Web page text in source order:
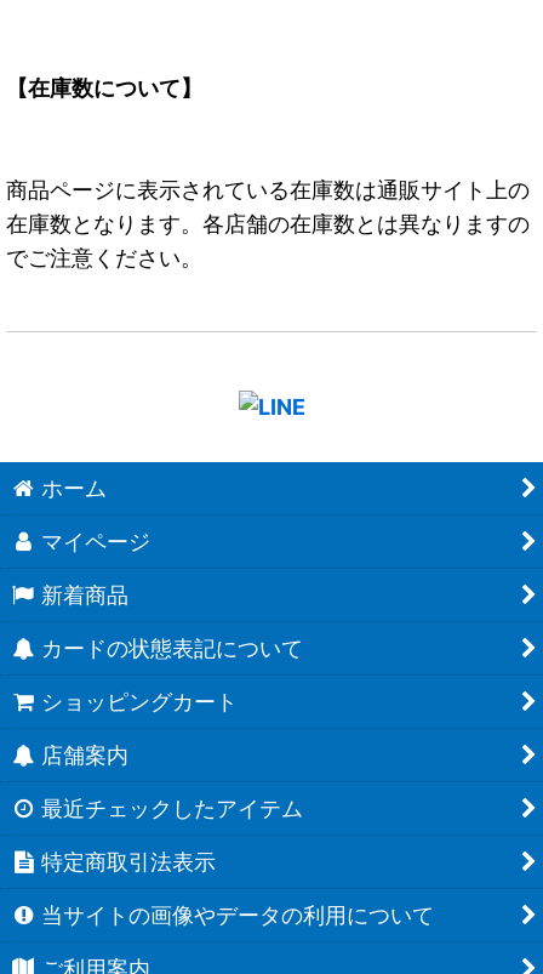
【在庫数について】
商品ページに表示されている在庫数は通販サイト上の
在庫数となります。各店舗の在庫数とは異なりますの
でご注意ください。
ホーム
マイページ
新着商品
カードの状態表記について
ショッピングカート
店舗案内
最近チェックしたアイテム
特定商取引法表示
当サイトの画像やデータの利用について
ご利用案内